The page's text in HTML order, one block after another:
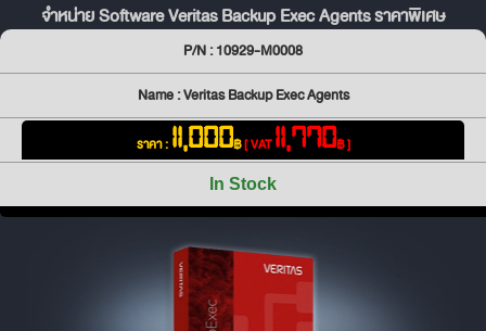
จำหน่าย Software Veritas Backup Exec Agents ราคาพิเศษ
P/N : 10929-M0008
Name : Veritas Backup Exec Agents
ราคา : 11,000฿[ VAT11,770฿ ]
In Stock